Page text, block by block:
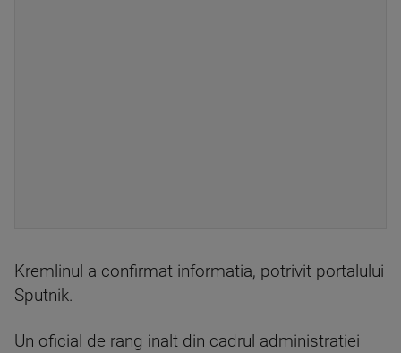
Kremlinul a confirmat informatia, potrivit portalului
Sputnik.
Un oficial de rang inalt din cadrul administratiei